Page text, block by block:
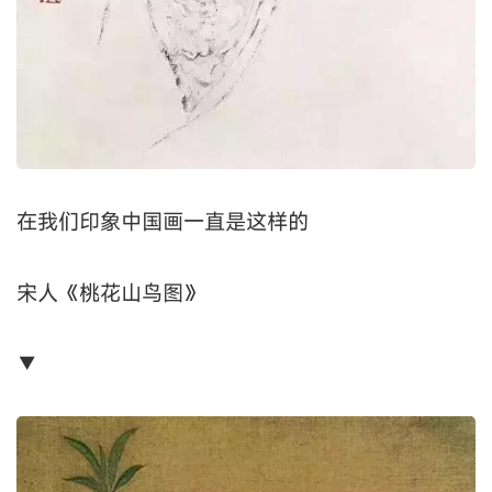
在我们印象中国画一直是这样的
宋人《桃花山鸟图》
▼